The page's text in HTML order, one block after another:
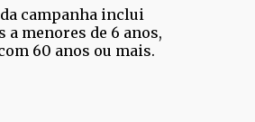
campanha inclui
a menores de 6 anos,
60 anos ou mais.